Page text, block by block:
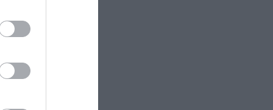
της ως
και